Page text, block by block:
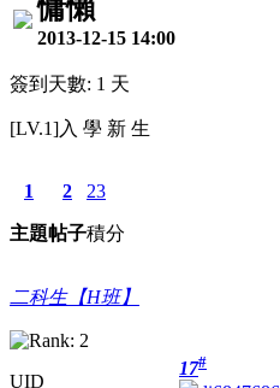
慵懶
2013-12-15 14:00
簽到天數: 1 天
[LV.1]入 學 新 生
1
主題
2
帖子
23
積分
二科生【H班】
UID
17#